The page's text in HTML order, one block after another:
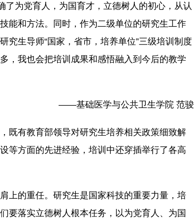
了为党育人，为国育才，立德树人的初心，从认
能和方法。同时，作为二级单位的研究生工作
生导师“国家，省市，培养单位”三级培训制度
，我也会把培训成果和感悟融入到今后的教学
——基础医学与公共卫生学院 范骏
既有教育部领导对研究生培养相关政策细致解
等方面的先进经验，培训中还穿插举行了各高
上的重任。研究生是国家科技的重要力量，培
要落实立德树人根本任务，以为党育人、为国